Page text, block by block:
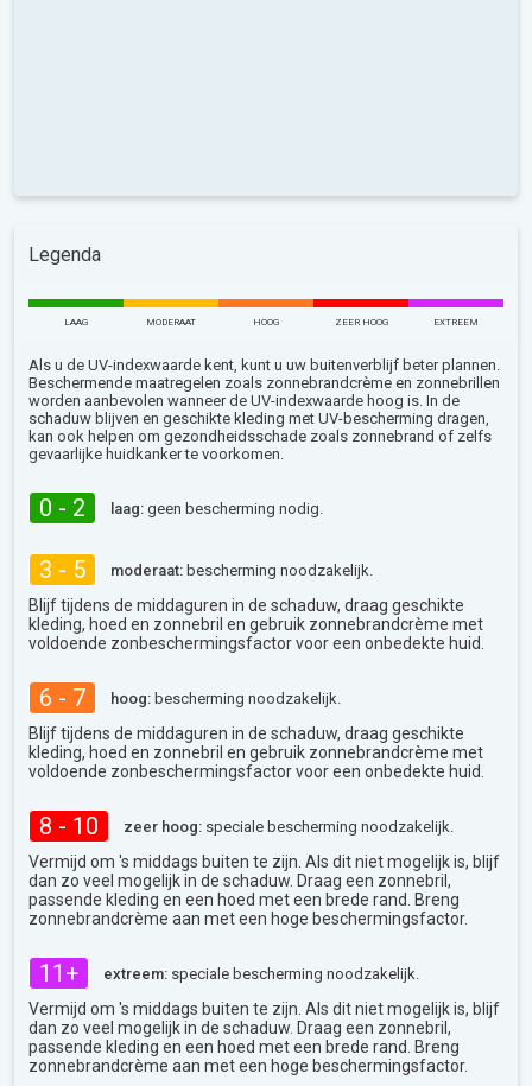
Legenda
LAAG MODERAAT HOOG ZEER HOOG EXTREEM
Als u de UV-indexwaarde kent, kunt u uw buitenverblijf beter plannen.
Beschermende maatregelen zoals zonnebrandcrème en zonnebrillen
worden aanbevolen wanneer de UV-indexwaarde hoog is. In de
schaduw blijven en geschikte kleding met UV-bescherming dragen,
kan ook helpen om gezondheidsschade zoals zonnebrand of zelfs
gevaarlijke huidkanker te voorkomen.
0 - 2 laag: geen bescherming nodig.
3 - 5 moderaat: bescherming noodzakelijk.
Blijf tijdens de middaguren in de schaduw, draag geschikte
kleding, hoed en zonnebril en gebruik zonnebrandcrème met
voldoende zonbeschermingsfactor voor een onbedekte huid.
6 - 7 hoog: bescherming noodzakelijk.
Blijf tijdens de middaguren in de schaduw, draag geschikte
kleding, hoed en zonnebril en gebruik zonnebrandcrème met
voldoende zonbeschermingsfactor voor een onbedekte huid.
8 - 10 zeer hoog: speciale bescherming noodzakelijk.
Vermijd om 's middags buiten te zijn. Als dit niet mogelijk is, blijf
dan zo veel mogelijk in de schaduw. Draag een zonnebril,
passende kleding en een hoed met een brede rand. Breng
zonnebrandcrème aan met een hoge beschermingsfactor.
11+ extreem: speciale bescherming noodzakelijk.
Vermijd om 's middags buiten te zijn. Als dit niet mogelijk is, blijf
dan zo veel mogelijk in de schaduw. Draag een zonnebril,
passende kleding en een hoed met een brede rand. Breng
zonnebrandcrème aan met een hoge beschermingsfactor.